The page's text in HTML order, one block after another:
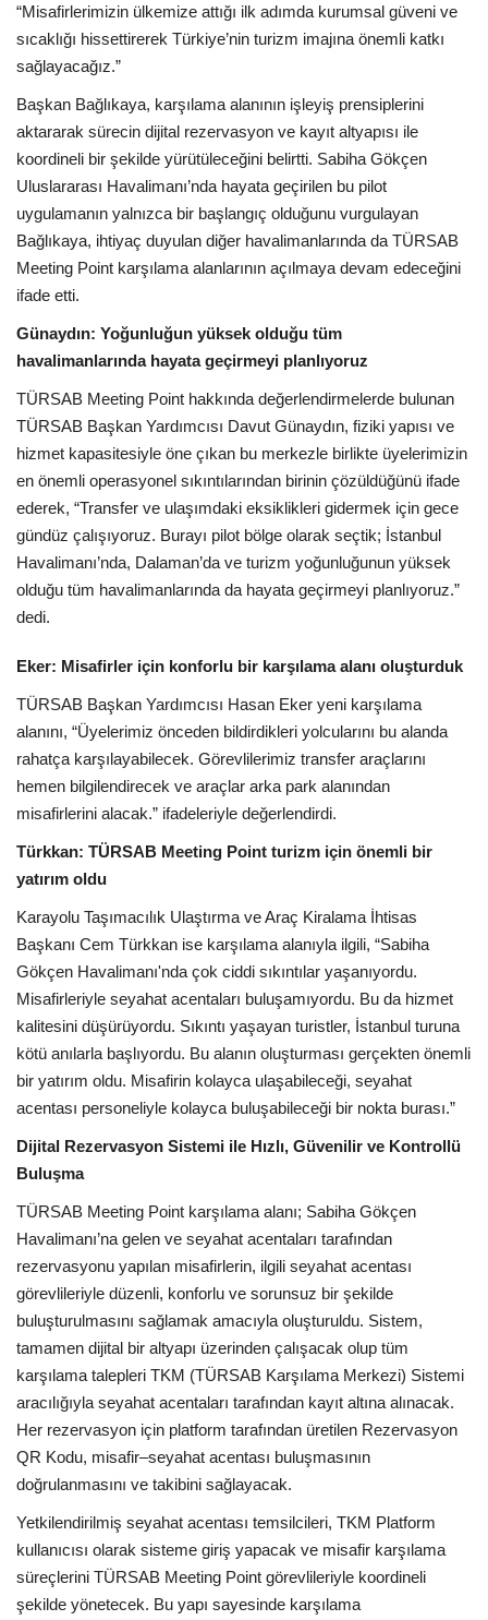
“Misafirlerimizin ülkemize attığı ilk adımda kurumsal güveni ve
sıcaklığı hissettirerek Türkiye’nin turizm imajına önemli katkı
sağlayacağız.”
Başkan Bağlıkaya, karşılama alanının işleyiş prensiplerini
aktararak sürecin dijital rezervasyon ve kayıt altyapısı ile
koordineli bir şekilde yürütüleceğini belirtti. Sabiha Gökçen
Uluslararası Havalimanı’nda hayata geçirilen bu pilot
uygulamanın yalnızca bir başlangıç olduğunu vurgulayan
Bağlıkaya, ihtiyaç duyulan diğer havalimanlarında da TÜRSAB
Meeting Point karşılama alanlarının açılmaya devam edeceğini
ifade etti.
Günaydın: Yoğunluğun yüksek olduğu tüm
havalimanlarında hayata geçirmeyi planlıyoruz
TÜRSAB Meeting Point hakkında değerlendirmelerde bulunan
TÜRSAB Başkan Yardımcısı Davut Günaydın, fiziki yapısı ve
hizmet kapasitesiyle öne çıkan bu merkezle birlikte üyelerimizin
en önemli operasyonel sıkıntılarından birinin çözüldüğünü ifade
ederek, “Transfer ve ulaşımdaki eksiklikleri gidermek için gece
gündüz çalışıyoruz. Burayı pilot bölge olarak seçtik; İstanbul
Havalimanı’nda, Dalaman’da ve turizm yoğunluğunun yüksek
olduğu tüm havalimanlarında da hayata geçirmeyi planlıyoruz.”
dedi.
Eker: Misafirler için konforlu bir karşılama alanı oluşturduk
TÜRSAB Başkan Yardımcısı Hasan Eker yeni karşılama
alanını, “Üyelerimiz önceden bildirdikleri yolcularını bu alanda
rahatça karşılayabilecek. Görevlilerimiz transfer araçlarını
hemen bilgilendirecek ve araçlar arka park alanından
misafirlerini alacak.” ifadeleriyle değerlendirdi.
Türkkan: TÜRSAB Meeting Point turizm için önemli bir
yatırım oldu
Karayolu Taşımacılık Ulaştırma ve Araç Kiralama İhtisas
Başkanı Cem Türkkan ise karşılama alanıyla ilgili, “Sabiha
Gökçen Havalimanı'nda çok ciddi sıkıntılar yaşanıyordu.
Misafirleriyle seyahat acentaları buluşamıyordu. Bu da hizmet
kalitesini düşürüyordu. Sıkıntı yaşayan turistler, İstanbul turuna
kötü anılarla başlıyordu. Bu alanın oluşturması gerçekten önemli
bir yatırım oldu. Misafirin kolayca ulaşabileceği, seyahat
acentası personeliyle kolayca buluşabileceği bir nokta burası.”
Dijital Rezervasyon Sistemi ile Hızlı, Güvenilir ve Kontrollü
Buluşma
TÜRSAB Meeting Point karşılama alanı; Sabiha Gökçen
Havalimanı’na gelen ve seyahat acentaları tarafından
rezervasyonu yapılan misafirlerin, ilgili seyahat acentası
görevlileriyle düzenli, konforlu ve sorunsuz bir şekilde
buluşturulmasını sağlamak amacıyla oluşturuldu. Sistem,
tamamen dijital bir altyapı üzerinden çalışacak olup tüm
karşılama talepleri TKM (TÜRSAB Karşılama Merkezi) Sistemi
aracılığıyla seyahat acentaları tarafından kayıt altına alınacak.
Her rezervasyon için platform tarafından üretilen Rezervasyon
QR Kodu, misafir–seyahat acentası buluşmasının
doğrulanmasını ve takibini sağlayacak.
Yetkilendirilmiş seyahat acentası temsilcileri, TKM Platform
kullanıcısı olarak sisteme giriş yapacak ve misafir karşılama
süreçlerini TÜRSAB Meeting Point görevlileriyle koordineli
şekilde yönetecek. Bu yapı sayesinde karşılama